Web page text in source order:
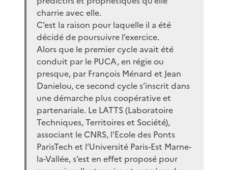
charrie avec elle.
C’est la raison pour laquelle il a été
décidé de poursuivre l’exercice.
Alors que le premier cycle avait été
conduit par le PUCA, en régie ou
presque, par François Ménard et Jean
Danielou, ce second cycle s’inscrit dans
une démarche plus coopérative et
partenariale. Le LATTS (Laboratoire
Techniques, Territoires et Société),
associant le CNRS, l’Ecole des Ponts
ParisTech et l’Université Paris-Est Marne-
la-Vallée, s’est en effet proposé pour